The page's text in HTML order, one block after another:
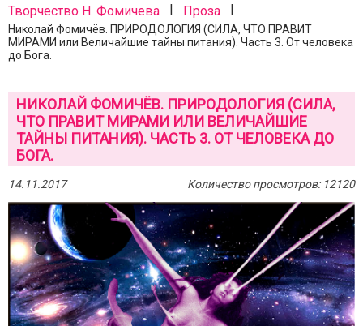
Творчество Н. Фомичева | Проза |
Николай Фомичёв. ПРИРОДОЛОГИЯ (СИЛА, ЧТО ПРАВИТ
МИРАМИ или Величайшие тайны питания). Часть 3. От человека
до Бога.
НИКОЛАЙ ФОМИЧЁВ. ПРИРОДОЛОГИЯ (СИЛА,
ЧТО ПРАВИТ МИРАМИ ИЛИ ВЕЛИЧАЙШИЕ
ТАЙНЫ ПИТАНИЯ). ЧАСТЬ 3. ОТ ЧЕЛОВЕКА ДО
БОГА.
14.11.2017 Количество просмотров: 12120